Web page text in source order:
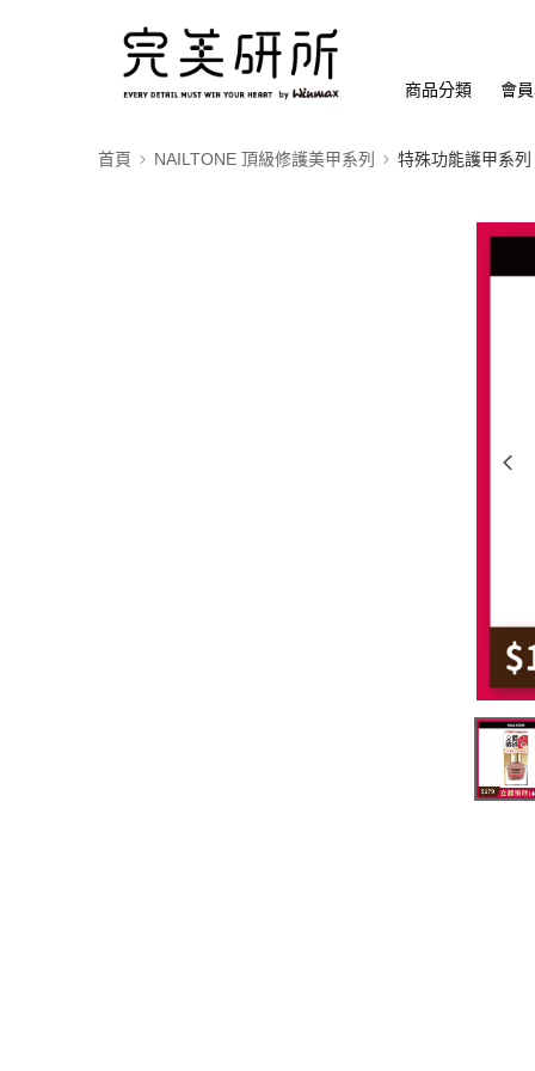
商品分類 會
首頁 NAILTONE 頂級修護美甲系列 特殊功能護甲系列